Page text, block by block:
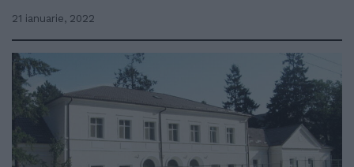
21 ianuarie, 2022